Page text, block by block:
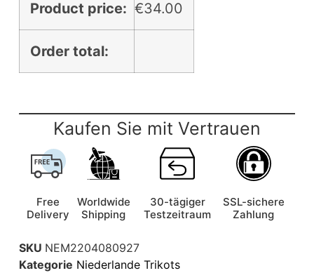
Product price: €34.00
Order total:
Kaufen Sie mit Vertrauen
Free
Delivery
Worldwide
Shipping
30-tägiger
Testzeitraum
SSL-sichere
Zahlung
SKU NEM2204080927
Kategorie Niederlande Trikots